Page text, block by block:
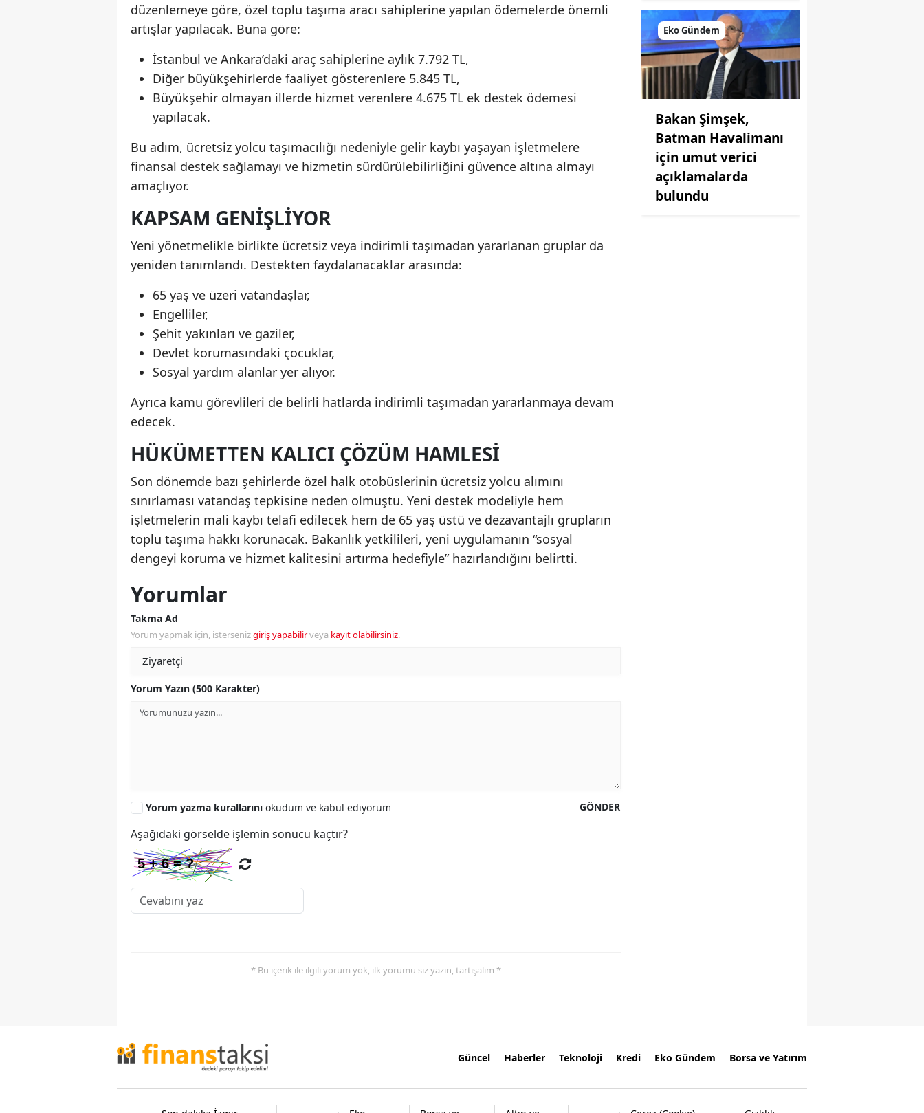
düzenlemeye göre, özel toplu taşıma aracı sahiplerine yapılan ödemelerde önemli
artışlar yapılacak. Buna göre:
İstanbul ve Ankara’daki araç sahiplerine aylık 7.792 TL,
Diğer büyükşehirlerde faaliyet gösterenlere 5.845 TL,
Büyükşehir olmayan illerde hizmet verenlere 4.675 TL ek destek ödemesi
yapılacak.
Bu adım, ücretsiz yolcu taşımacılığı nedeniyle gelir kaybı yaşayan işletmelere
finansal destek sağlamayı ve hizmetin sürdürülebilirliğini güvence altına almayı
amaçlıyor.
KAPSAM GENIŞLIYOR
Yeni yönetmelikle birlikte ücretsiz veya indirimli taşımadan yararlanan gruplar da
yeniden tanımlandı. Destekten faydalanacaklar arasında:
65 yaş ve üzeri vatandaşlar,
Engelliler,
Şehit yakınları ve gaziler,
Devlet korumasındaki çocuklar,
Sosyal yardım alanlar yer alıyor.
Ayrıca kamu görevlileri de belirli hatlarda indirimli taşımadan yararlanmaya devam
edecek.
HÜKÜMETTEN KALICI ÇÖZÜM HAMLESI
Son dönemde bazı şehirlerde özel halk otobüslerinin ücretsiz yolcu alımını
sınırlaması vatandaş tepkisine neden olmuştu. Yeni destek modeliyle hem
işletmelerin mali kaybı telafi edilecek hem de 65 yaş üstü ve dezavantajlı grupların
toplu taşıma hakkı korunacak. Bakanlık yetkilileri, yeni uygulamanın “sosyal
dengeyi koruma ve hizmet kalitesini artırma hedefiyle” hazırlandığını belirtti.
Yorumlar
Takma Ad
Yorum yapmak için, istersenizgiriş yapabilirveya kayıt olabilirsiniz.
Yorum Yazın (500 Karakter)
GÖNDER
Yorum yazma kurallarını okudum ve kabul ediyorum
Aşağıdaki görselde işlemin sonucu kaçtır?
* Bu içerik ile ilgili yorum yok, ilk yorumu siz yazın, tartışalım *
Eko Gündem
Bakan Şimşek,
Batman Havalimanı
için umut verici
açıklamalarda
bulundu
Güncel Haberler Teknoloji Kredi Eko Gündem Borsa ve Yatırım